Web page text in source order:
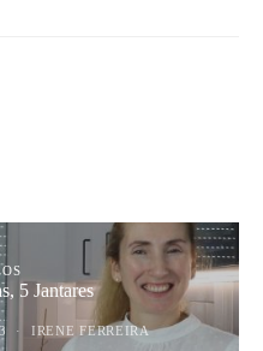
5 Jantares
IRENE FERREIRA